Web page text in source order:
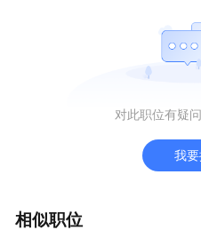
对此职位有疑
我
相似职位